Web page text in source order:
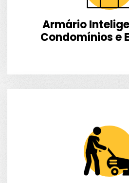
Armário
Condomínios e